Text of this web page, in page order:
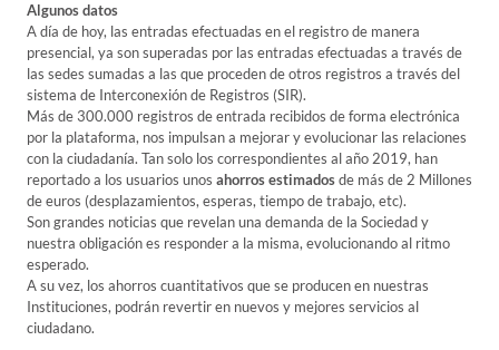
Algunos datos
A día de hoy, las entradas efectuadas en el registro de manera
presencial, ya son superadas por las entradas efectuadas a través de
las sedes sumadas a las que proceden de otros registros a través del
sistema de Interconexión de Registros (SIR).
Más de 300.000 registros de entrada recibidos de forma electrónica
por la plataforma, nos impulsan a mejorar y evolucionar las relaciones
con la ciudadanía. Tan solo los correspondientes al año 2019, han
reportado a los usuarios unos ahorros estimadosde más de 2 Millones
de euros (desplazamientos, esperas, tiempo de trabajo, etc).
Son grandes noticias que revelan una demanda de la Sociedad y
nuestra obligación es responder a la misma, evolucionando al ritmo
esperado.
A su vez, los ahorros cuantitativos que se producen en nuestras
Instituciones, podrán revertir en nuevos y mejores servicios al
ciudadano.